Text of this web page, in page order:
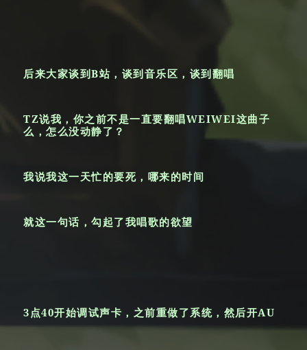
后来大家谈到B站，谈到音乐区，谈到翻唱
TZ说我，你之前不是一直要翻唱WEIWEI这曲子
么，怎么没动静了？
我说我这一天忙的要死，哪来的时间
就这一句话，勾起了我唱歌的欲望
3点40开始调试声卡，之前重做了系统，然后开AU